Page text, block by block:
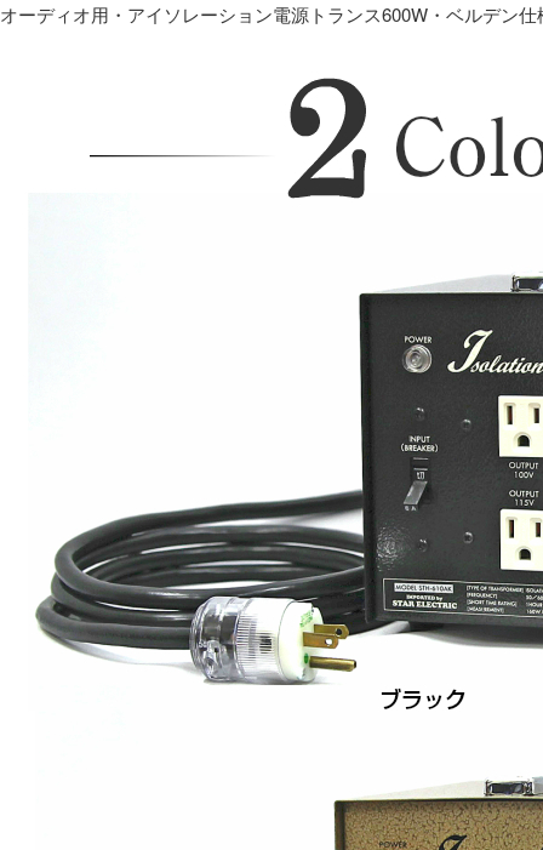
オーディオ用・アイソレーション電源トランス600W・ベルデン仕